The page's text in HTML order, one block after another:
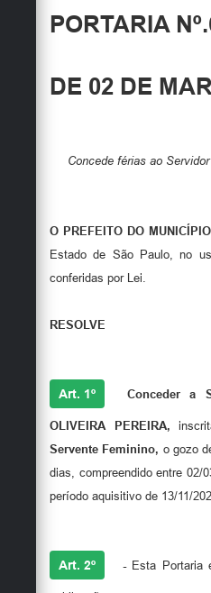
PORTARIA
DE 02 DE
Concede férias ao Servidor
O PREFEITO DO
Estado de São Paulo, no
conferidas por Lei.
RESOLVE
Art. 1º Conceder a
OLIVEIRA PEREIRA,
Servente Feminino, o gozo
dias, compreendido entre 02/
período aquisitivo de 13/11/
Art. 2º - Esta Portaria